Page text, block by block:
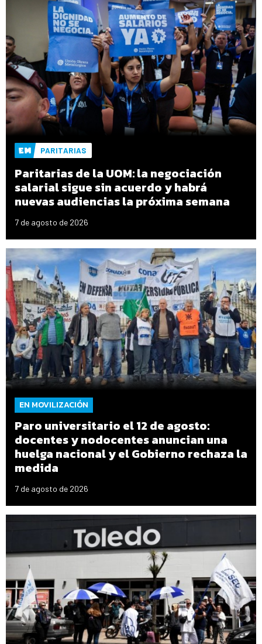
PARITARIAS
Paritarias de la UOM: la negociación
salarial sigue sin acuerdo y habrá
nuevas audiencias la próxima semana
7 de agosto de 2026
EN MOVILIZACIÓN
Paro universitario el 12 de agosto:
docentes y nodocentes anuncian una
huelga nacional y el Gobierno rechaza la
medida
7 de agosto de 2026